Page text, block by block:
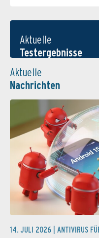
Aktuelle
Testergebnisse
Aktuelle
Nachrichten
14. JULI 2026 | ANTIVIRUS